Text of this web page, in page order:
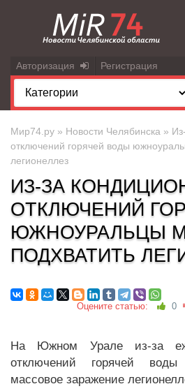
Авторизация Регистрация
Мир74.ру » Новости Челябинска »
отключений горячей воды
легионеллез
ИЗ-ЗА
ОТКЛЮЧЕНИЙ
ЮЖНОУРАЛЬЦЫ
ПОДХВАТИТЬ
Оцените статью: 0
На Южном Урале из-за
отключений горячей
массовое заражение